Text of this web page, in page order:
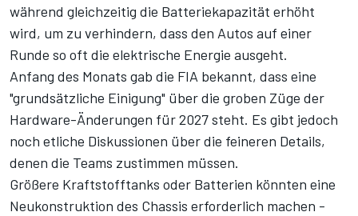
während gleichzeitig die Batteriekapazität erhöht
wird, um zu verhindern, dass den Autos auf einer
Runde so oft die elektrische Energie ausgeht.
Anfang des Monats gab die FIA bekannt, dass eine
"grundsätzliche Einigung" über die groben Züge der
Hardware-Änderungen für 2027 steht. Es gibt jedoch
noch etliche Diskussionen über die feineren Details,
denen die Teams zustimmen müssen.
Größere Kraftstofftanks oder Batterien könnten eine
Neukonstruktion des Chassis erforderlich machen -